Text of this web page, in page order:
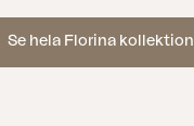
Se hela Florina kollektion